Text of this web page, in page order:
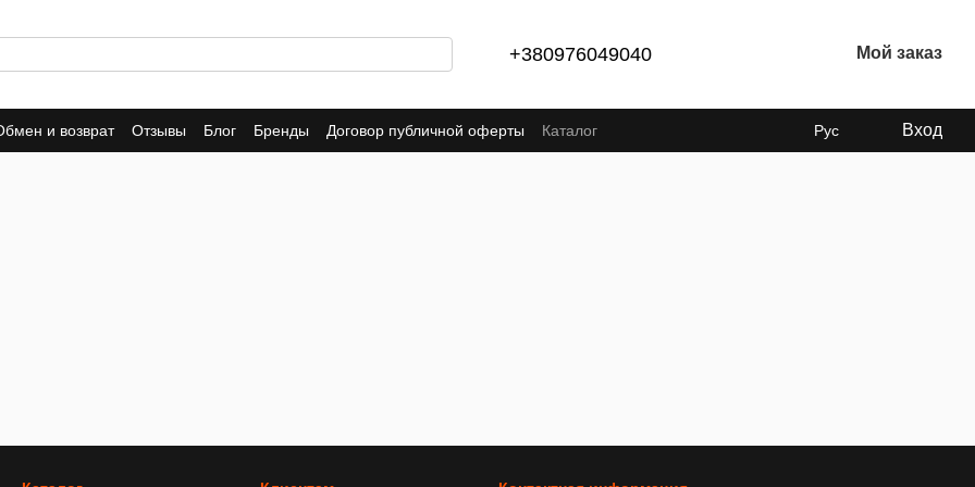
+380976049040 Мой заказ
и возврат Отзывы Блог Бренды Договор публичной оферты Каталог Рус Вход